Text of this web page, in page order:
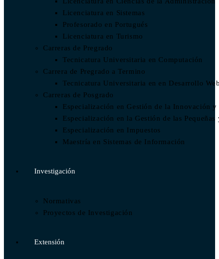
Licenciatura en Sistemas
Profesorado en Portugués
Licenciatura en Turismo
Carreras de Pregrado
Tecnicatura Universitaria en Computación
Carrera de Pregrado a Termino
Tecnicatura Universitaria en en Desarrollo
Carreras de Posgrado
Especialización en Gestión de la Innovación
Especialización en la Gestión de las
Especialización en Impuestos​
Maestría en Sistemas de Información
Investigación
Normativas
Proyectos de Investigación
Extensión